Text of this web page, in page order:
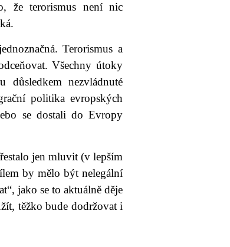
terorismus není nic
Terorismus a
Všechny útoky
nezvládnuté
politika evropských
se dostali do Evropy
jen mluvit (v lepším
by mělo být nelegální
jako se to aktuálně děje
těžko bude dodržovat i